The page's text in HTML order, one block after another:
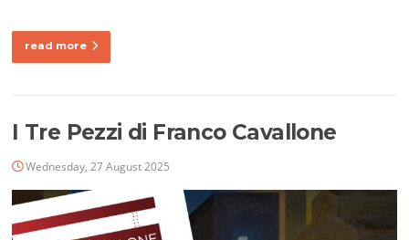
read more
I Tre Pezzi di Franco Cavallone
Wednesday, 27 August 2025